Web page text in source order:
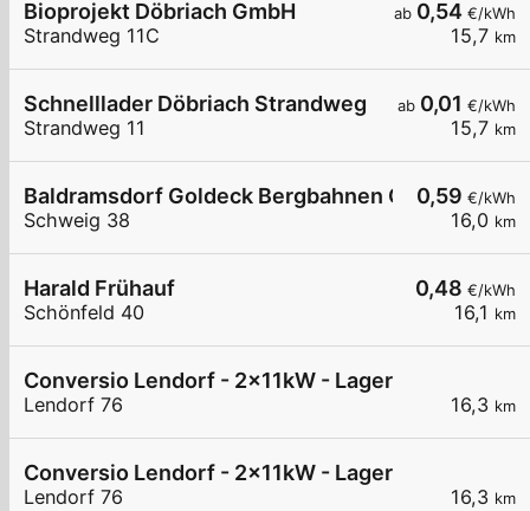
ab 0,54 €/kWh
15,7 km
Bioprojekt Döbriach GmbH
Strandweg 11C
ab 0,01 €/kWh
15,7 km
Schnelllader Döbriach Strandweg
Strandweg 11
0,59 €/kWh
16,0 km
Baldramsdorf Goldeck Bergbahnen Gmbh
Schweig 38
0,48 €/kWh
16,1 km
Harald Frühauf
Schönfeld 40
16,3 km
Conversio Lendorf - 2x11kW - Lager - 2/2
Lendorf 76
16,3 km
Conversio Lendorf - 2x11kW - Lager - 2/1
Lendorf 76